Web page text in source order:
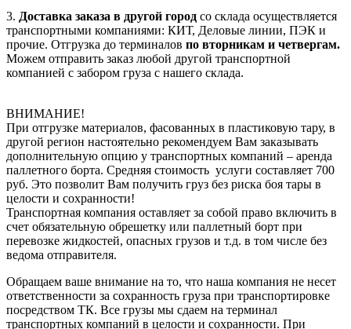
3. Доставка заказа в другой город со склада осуществляется
транспортными компаниями: КИТ, Деловые линии, ПЭК и
прочие. Отгрузка до терминалов по вторникам и четвергам.
Можем отправить заказ любой другой транспортной
компанией с забором груза с нашего склада.
ВНИМАНИЕ!
При отгрузке материалов, фасованных в пластиковую тару, в
другой регион настоятельно рекомендуем Вам заказывать
дополнительную опцию у транспортных компаний – аренда
паллетного борта. Средняя стоимость услуги составляет 700
руб. Это позволит Вам получить груз без риска боя тары в
целости и сохранности!
Транспортная компания оставляет за собой право включить в
счет обязательную обрешетку или паллетный борт при
перевозке жидкостей, опасных грузов и т.д. в том числе без
ведома отправителя.
Обращаем ваше внимание на то, что наша компания не несет
ответственности за сохранность груза при транспортировке
посредством ТК. Все грузы мы сдаем на терминал
транспортных компаний в целости и сохранности. При